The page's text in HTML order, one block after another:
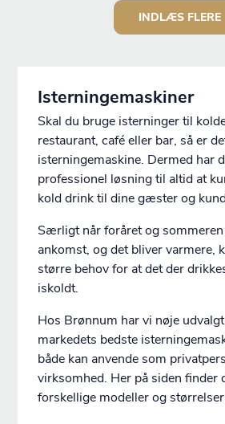
INDLÆS FLERE
Isterningemaskiner
Skal du bruge isterninger til
restaurant, café eller bar, så er
isterningemaskine. Dermed har
professionel løsning til altid at
kold drink til dine gæster og
Særligt når foråret og
ankomst, og det bliver varmere,
større behov for at det der
iskoldt.
Hos Brønnum har vi nøje
markedets bedste
både kan anvende som
virksomhed. Her på siden finder
forskellige modeller og